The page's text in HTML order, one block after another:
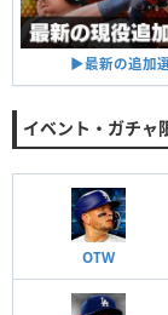
▶︎最新の追加
イベント・ガチャ
OTW